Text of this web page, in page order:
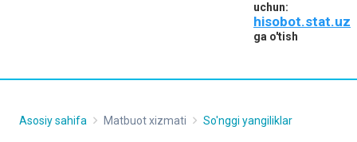
uchun:
hisobot.stat.uz
ga o'tish
Asosiy sahifa Matbuot xizmati So'nggi yangiliklar